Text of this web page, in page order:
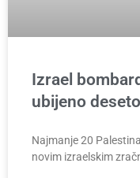
Izrael
ubijeno
Najmanje 20
novim izraelskim